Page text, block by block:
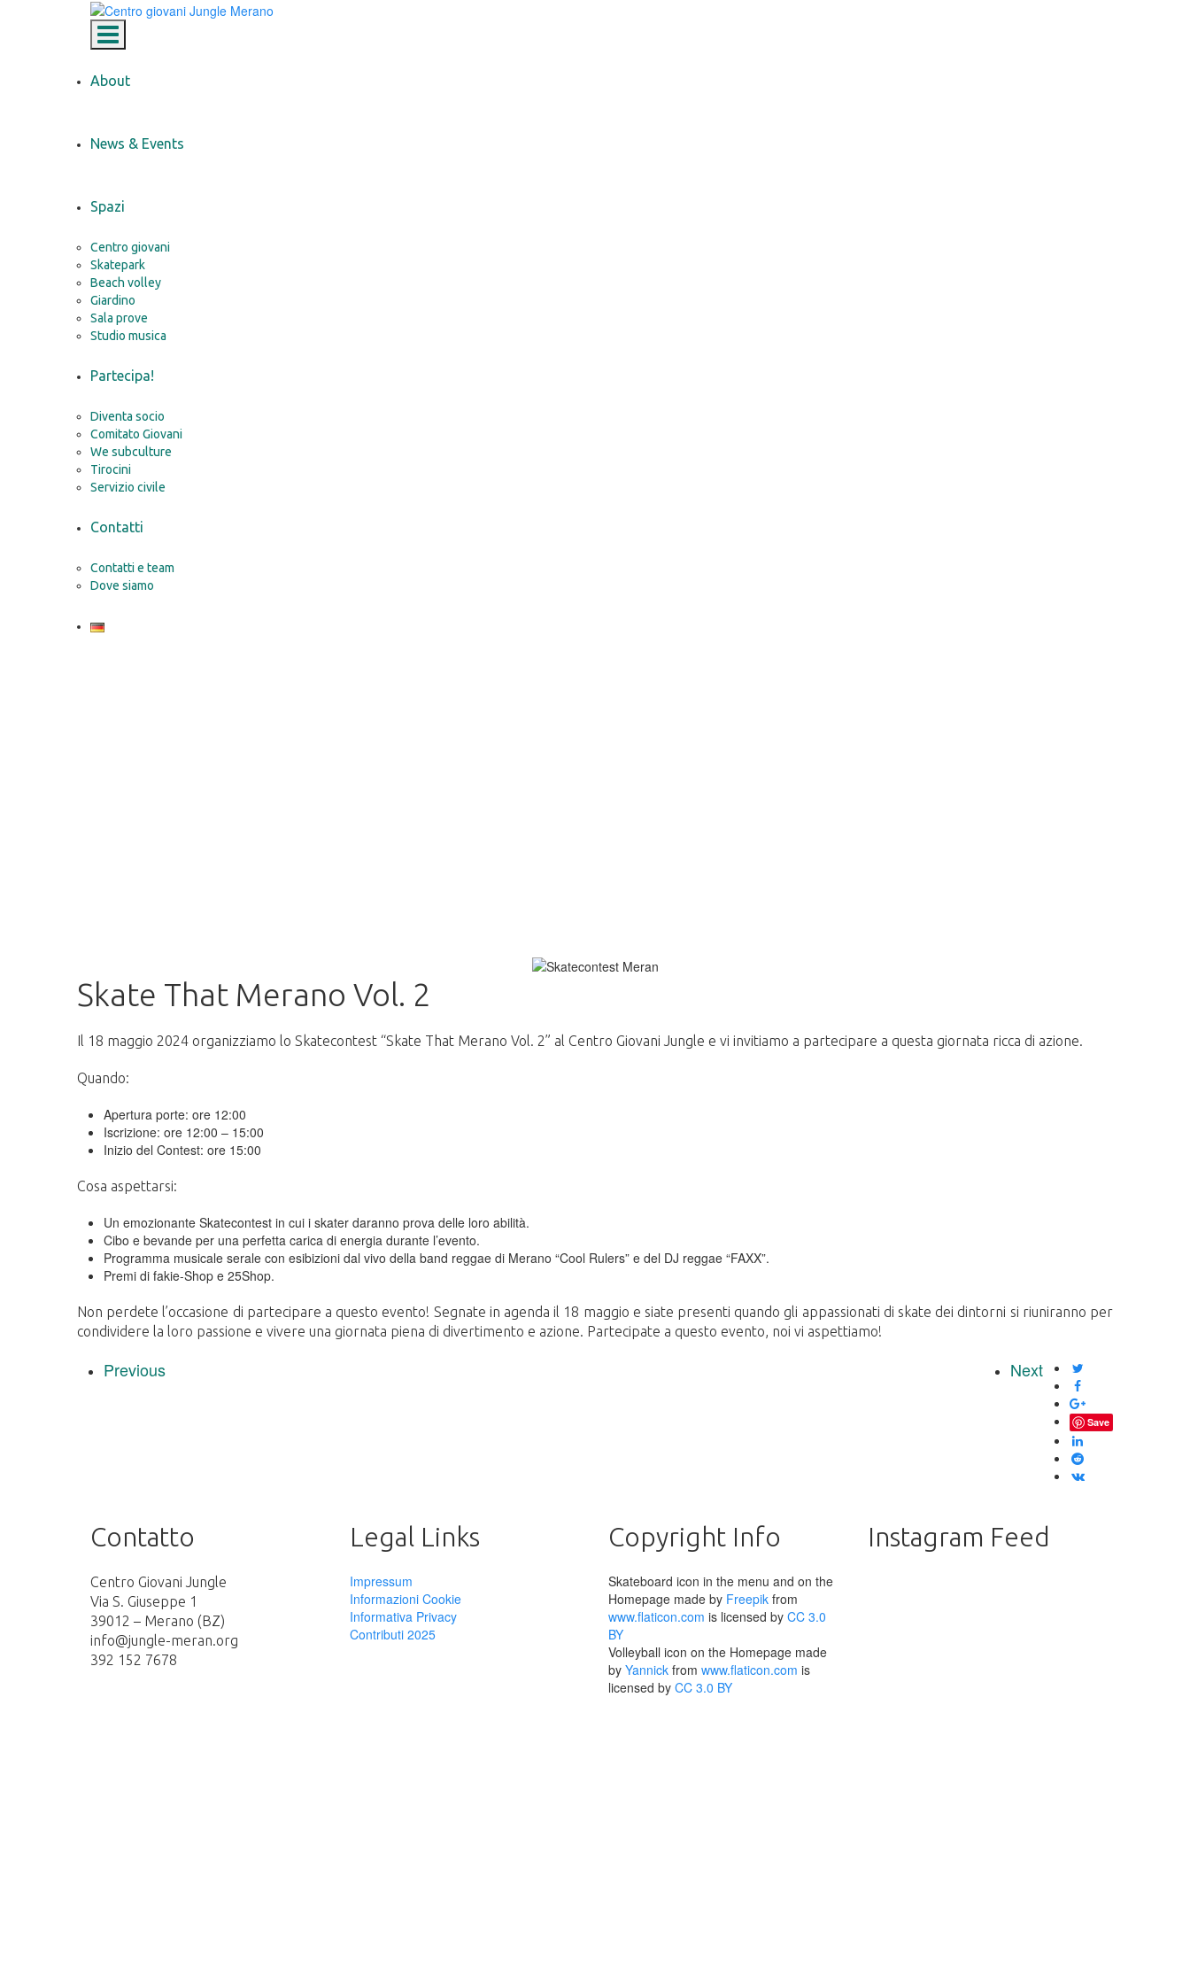
Toggle navigation
About
News & Events
Spazi
Centro giovani
Skatepark
Beach volley
Giardino
Sala prove
Studio musica
Partecipa!
Diventa socio
Comitato Giovani
We subculture
Tirocini
Servizio civile
Contatti
Contatti e team
Dove siamo
Skate That Merano Vol. 2
Il 18 maggio 2024 organizziamo lo Skatecontest “Skate That Merano Vol. 2” al Centro Giovani Jungle e vi invitiamo a partecipare a questa giornata ricca di azione.
Quando:
Apertura porte: ore 12:00
Iscrizione: ore 12:00 – 15:00
Inizio del Contest: ore 15:00
Cosa aspettarsi:
Un emozionante Skatecontest in cui i skater daranno prova delle loro abilità.
Cibo e bevande per una perfetta carica di energia durante l’evento.
Programma musicale serale con esibizioni dal vivo della band reggae di Merano “Cool Rulers” e del DJ reggae “FAXX”.
Premi di fakie-Shop e 25Shop.
Non perdete l’occasione di partecipare a questo evento! Segnate in agenda il 18 maggio e siate presenti quando gli appassionati di skate dei dintorni si riuniranno per
condividere la loro passione e vivere una giornata piena di divertimento e azione. Partecipate a questo evento, noi vi aspettiamo!
Save
Previous Next
Contatto
Centro Giovani Jungle
Via S. Giuseppe 1
39012 – Merano (BZ)
info@jungle-meran.org
392 152 7678
Legal Links
Impressum
Informazioni Cookie
Informativa Privacy
Contributi 2025
Copyright Info
Skateboard icon in the menu and on the
Homepage made by Freepik from
www.flaticon.com is licensed by CC 3.0
BY
Volleyball icon on the Homepage made
by Yannick from www.flaticon.com is
licensed by CC 3.0 BY
Instagram Feed